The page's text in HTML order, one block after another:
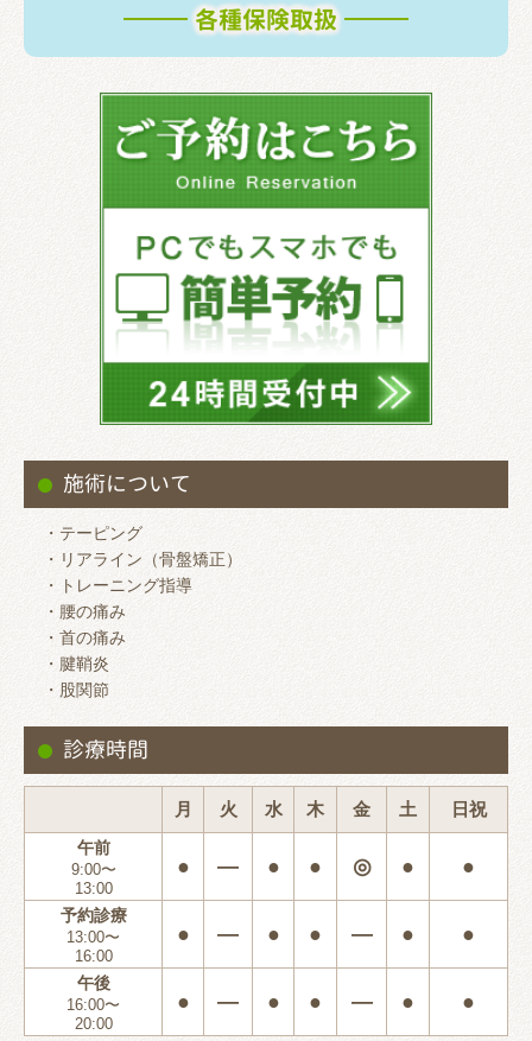
各種保険取扱
施術について
・テーピング
・リアライン（骨盤矯正）
・トレーニング指導
・腰の痛み
・首の痛み
・腱鞘炎
・股関節
診療時間
月 火 水 木 金 土 日祝
午前
9:00〜
13:00
● ― ● ● ◎ ● ●
予約診療
13:00〜
16:00
● ― ● ● ― ● ●
午後
16:00〜
20:00
● ― ● ● ― ● ●